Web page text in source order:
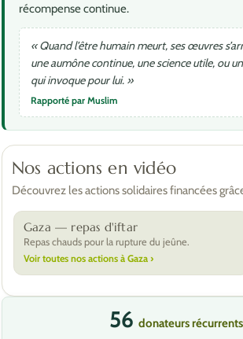
récompense continue.
« Quand l’être humain meurt, ses œuvres
une aumône continue, une science utile, ou
qui invoque pour lui. »
Rapporté par Muslim
Nos actions en vidéo
Découvrez les actions solidaires financées
Gaza — repas d'iftar
Repas chauds pour la rupture du jeûne.
Voir toutes nos actions à Gaza ›
56 donateurs récurrents